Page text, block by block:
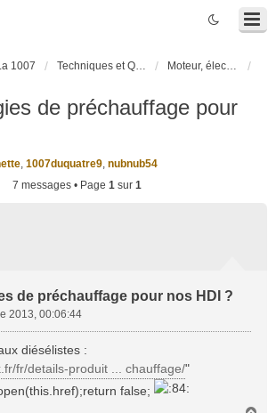
1007 Techniques et Questions Moteur, électronique moteur, boîte robotisée 2-Tronic
de préchauffage pour
, 1007duquatre9, nubnub54
7 messages • Page 1sur 1
de préchauffage pour nos HDI ?
2013, 00:06:44
diésélistes :
fr/details-produit ... chauffage/"
false;